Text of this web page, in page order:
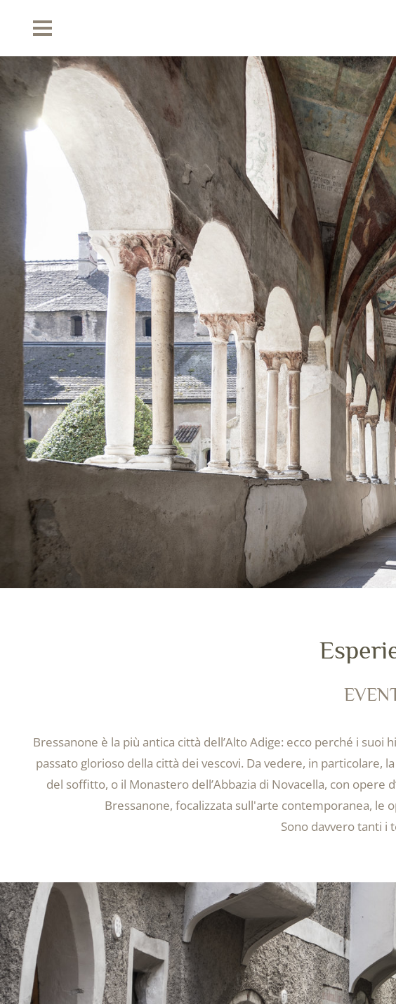
Un’escursione nel
BRESSANONE, CITTÀ DI CULTURA
Bressanone è la più antica città dell’Alto Adige: ecco perché i
passato glorioso della città dei vescovi. Da vedere, in particolare,
del soffitto, o il Monastero dell’Abbazia di Novacella, con
Bressanone, focalizzata sull'arte contemporanea, le
Sono davvero tanti i